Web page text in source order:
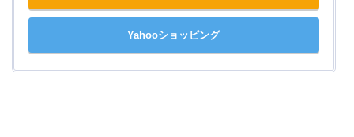
Yahooショッピング